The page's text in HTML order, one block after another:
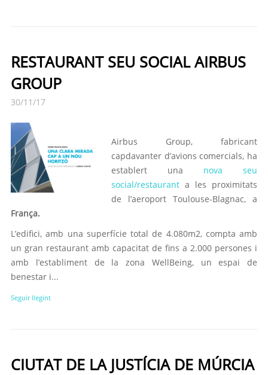
RESTAURANT SEU SOCIAL AIRBUS
GROUP
30/11/17
Airbus Group, fabricant
capdavanter d’avions comercials, ha
establert una nova seu
social/restauranta les proximitats
de l’aeroport Toulouse-Blagnac, a
França.
L’edifici, amb una superfície total de 4.080m2, compta amb
un gran restaurant amb capacitat de fins a 2.000 persones i
amb l’establiment de la zona WellBeing, un espai de
benestar i...
Seguir llegint
CIUTAT DE LA JUSTÍCIA DE MÚRCIA